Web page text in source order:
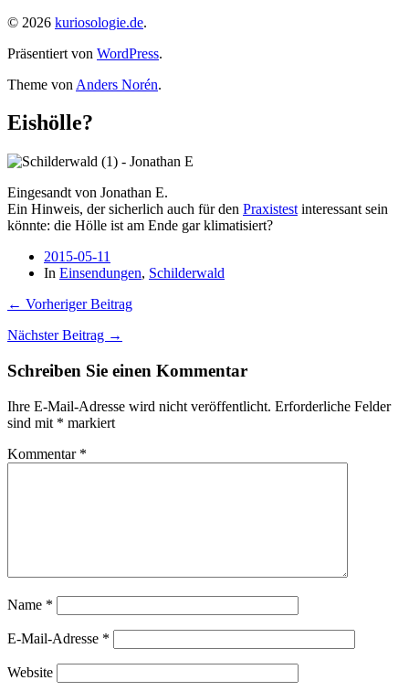
© 2026 kuriosologie.de.
Präsentiert von WordPress.
Theme von Anders Norén.
Eishölle?
Eingesandt von Jonathan E.
Ein Hinweis, der sicherlich auch für den Praxistest interessant sein
könnte: die Hölle ist am Ende gar klimatisiert?
2015-05-11
In Einsendungen, Schilderwald
← Vorheriger Beitrag
Nächster Beitrag →
Schreiben Sie einen Kommentar
Ihre E-Mail-Adresse wird nicht veröffentlicht. Erforderliche Felder
sind mit * markiert
Kommentar *
Name *
E-Mail-Adresse *
Website